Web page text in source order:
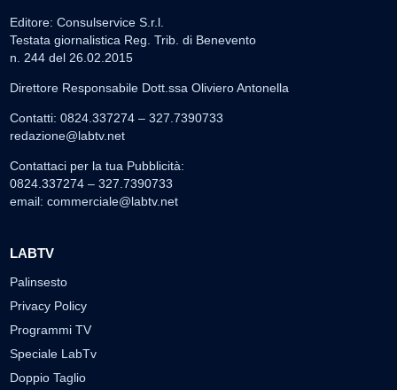
Editore: Consulservice S.r.l.
Testata giornalistica Reg. Trib. di Benevento
n. 244 del 26.02.2015
Direttore Responsabile Dott.ssa Oliviero Antonella
Contatti: 0824.337274 – 327.7390733
redazione@labtv.net
Contattaci per la tua Pubblicità:
0824.337274 – 327.7390733
email: commerciale@labtv.net
LABTV
Palinsesto
Privacy Policy
Programmi TV
Speciale LabTv
Doppio Taglio